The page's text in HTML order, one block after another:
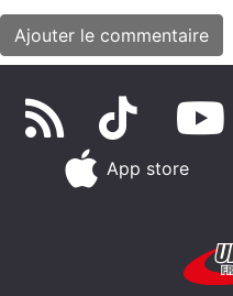
App store